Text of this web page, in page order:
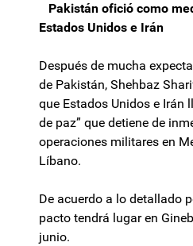
Pakistán ofició como
Estados Unidos e Irán
Después de mucha
de Pakistán, Shehbaz
que Estados Unidos e Irán
de paz” que detiene de
operaciones militares en
Líbano.
De acuerdo a lo detallado
pacto tendrá lugar en
junio.